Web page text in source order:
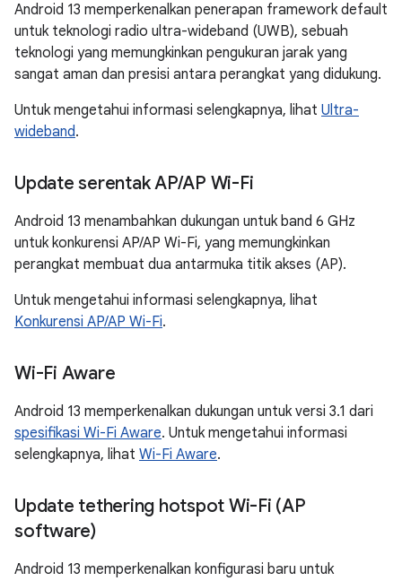
Android 13 memperkenalkan penerapan framework default
untuk teknologi radio ultra-wideband (UWB), sebuah
teknologi yang memungkinkan pengukuran jarak yang
sangat aman dan presisi antara perangkat yang didukung.
Untuk mengetahui informasi selengkapnya, lihat Ultra-
wideband.
Update serentak AP/AP Wi-Fi
Android 13 menambahkan dukungan untuk band 6 GHz
untuk konkurensi AP/AP Wi-Fi, yang memungkinkan
perangkat membuat dua antarmuka titik akses (AP).
Untuk mengetahui informasi selengkapnya, lihat
Konkurensi AP/AP Wi-Fi.
Wi-Fi Aware
Android 13 memperkenalkan dukungan untuk versi 3.1 dari
spesifikasi Wi-Fi Aware. Untuk mengetahui informasi
selengkapnya, lihat Wi-Fi Aware.
Update tethering hotspot Wi-Fi (AP
software)
Android 13 memperkenalkan konfigurasi baru untuk